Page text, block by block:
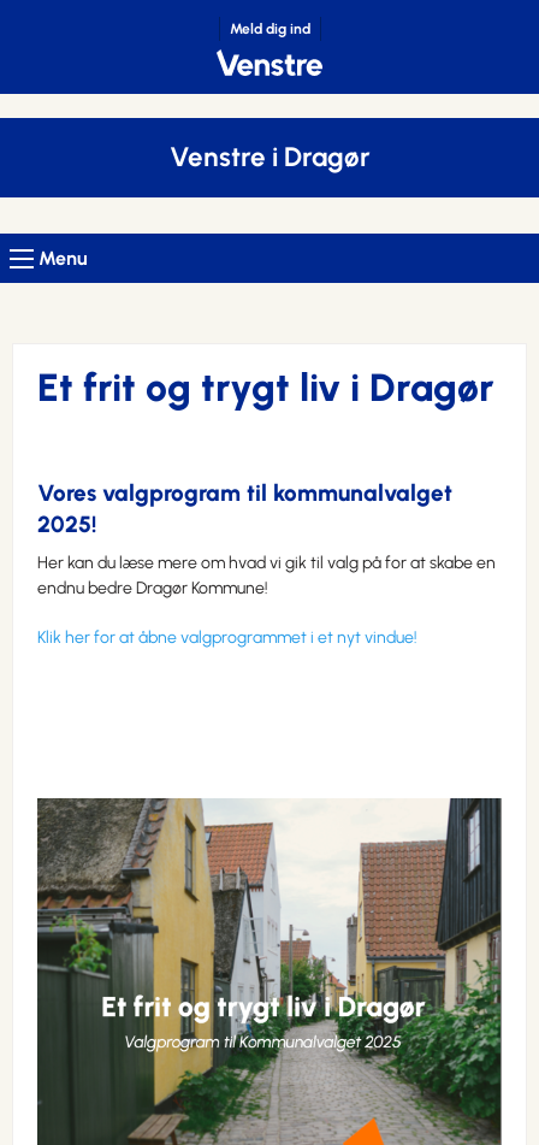
Meld dig ind
Venstre i Dragør
Menu
Et frit og trygt liv i Dragør
Vores valgprogram til kommunalvalget
2025!
Her kan du læse mere om hvad vi gik til valg på for at skabe en
endnu bedre Dragør Kommune!
Klik her for at åbne valgprogrammet i et nyt vindue!